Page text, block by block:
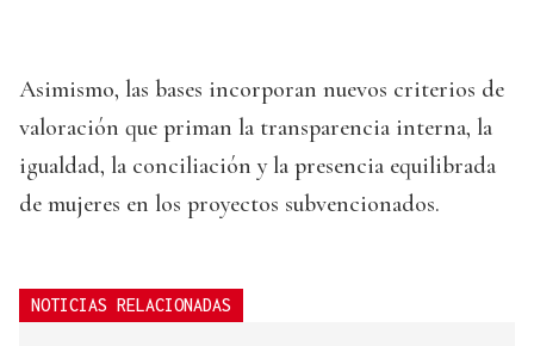
Asimismo, las bases incorporan nuevos criterios de
valoración que priman la transparencia interna, la
igualdad, la conciliación y la presencia equilibrada
de mujeres en los proyectos subvencionados.
NOTICIAS RELACIONADAS